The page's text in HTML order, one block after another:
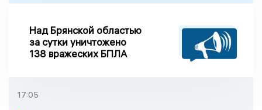
Над Брянской областью
за сутки уничтожено
138 вражеских БПЛА
17:05